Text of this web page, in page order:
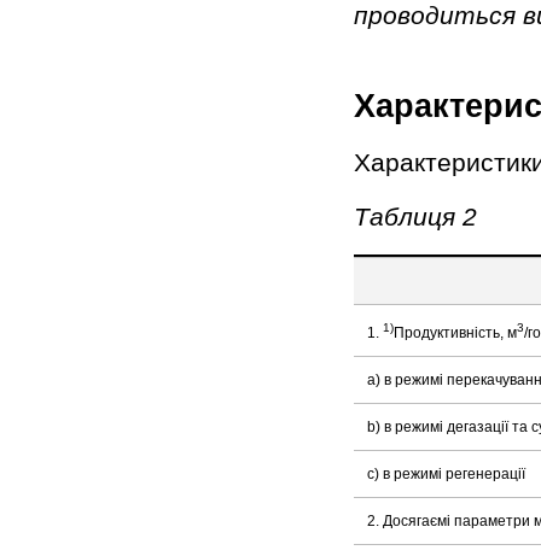
проводиться
Таблиця 2
1. 1)Продуктивність, м3/
a) в режимі
b) в режимі дегазації
с) в режимі регенерації
2. Досягаємі параметри